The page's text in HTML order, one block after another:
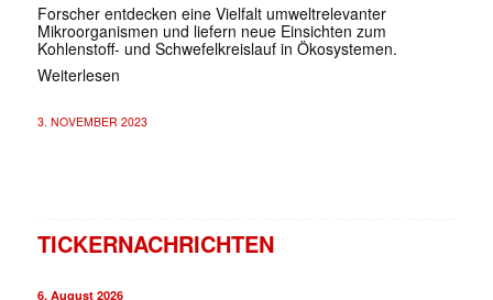
Forscher entdecken eine Vielfalt umweltrelevanter
Mikroorganismen und liefern neue Einsichten zum
Kohlenstoff- und Schwefelkreislauf in Ökosystemen.
Weiterlesen
3. NOVEMBER 2023
TICKERNACHRICHTEN
6. August 2026